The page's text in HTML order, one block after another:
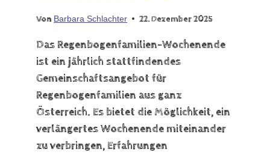
Von Barbara Schlachter 22. Dezember 2025
Das Regenbogenfamilien-Wochenende
ist ein jährlich stattfindendes
Gemeinschaftsangebot für
Regenbogenfamilien aus ganz
Österreich. Es bietet die Möglichkeit, ein
verlängertes Wochenende miteinander
zu verbringen, Erfahrungen